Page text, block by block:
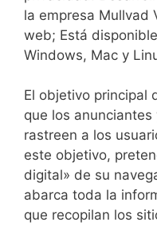
la empresa Mullvad
web; Está
Windows, Mac y
El objetivo principal
que los
rastreen a los
este objetivo,
digital» de su
abarca toda la
que recopilan los